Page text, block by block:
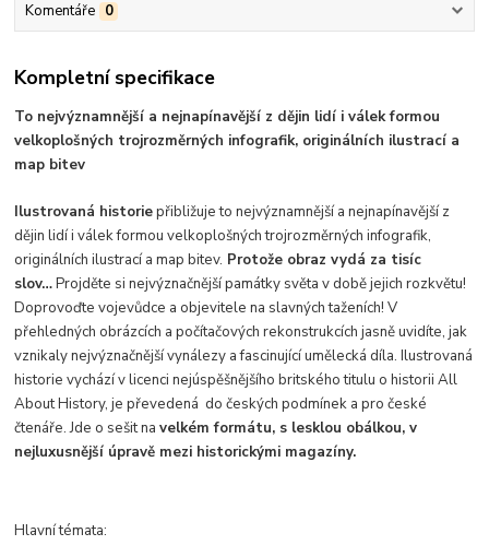
Komentáře 0
Kompletní specifikace
To nejvýznamnější a nejnapínavější z dějin lidí i válek formou
velkoplošných trojrozměrných infografik, originálních ilustrací a
map bitev
Ilustrovaná historiepřibližuje to nejvýznamnější a nejnapínavější z
dějin lidí i válek formou velkoplošných trojrozměrných infografik,
originálních ilustrací a map bitev. Protože obraz vydá za tisíc
slov…Projděte si nejvýznačnější památky světa v době jejich rozkvětu!
Doprovoďte vojevůdce a objevitele na slavných taženích! V
přehledných obrázcích a počítačových rekonstrukcích jasně uvidíte, jak
vznikaly nejvýznačnější vynálezy a fascinující umělecká díla. Ilustrovaná
historie vychází v licenci nejúspěšnějšího britského titulu o historii All
About History, je převedená do českých podmínek a pro české
čtenáře. Jde o sešit navelkém formátu, s lesklou obálkou, v
nejluxusnější úpravě mezi historickými magazíny.
Hlavní témata: